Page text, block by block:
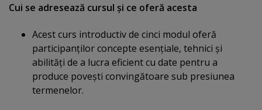
Cui se adresează cursul şi ce oferă acesta
Acest curs introductiv de cinci modul oferă
participanţilor concepte esenţiale, tehnici şi
abilităţi de a lucra eficient cu date pentru a
produce poveşti convingătoare sub presiunea
termenelor.